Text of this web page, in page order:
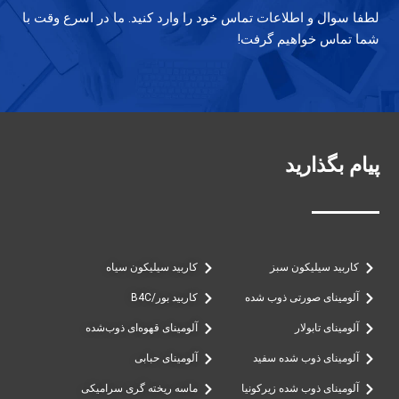
لطفا سوال و اطلاعات تماس خود را وارد کنید. ما در اسرع وقت با
شما تماس خواهیم گرفت!
پیام بگذارید
کاربید سیلیکون سبز
آلومینای صورتی ذوب شده
آلومینای تابولار
آلومینای ذوب شده سفید
آلومینای ذوب شده زیرکونیا
کاربید سیلیکون سیاه
کاربید بور/B4C
آلومینای قهوه‌ای ذوب‌شده
آلومینای حبابی
ماسه ریخته گری سرامیکی